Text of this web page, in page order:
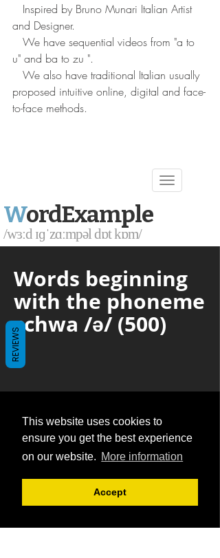
Inspired by Bruno Munari Italian Artist
and Designer.
We have sequential videos from "a to
u" and ba to zu ".
We also have traditional Italian usually
proposed intuitive online, digital and face-
to-face methods.
REVIEWS